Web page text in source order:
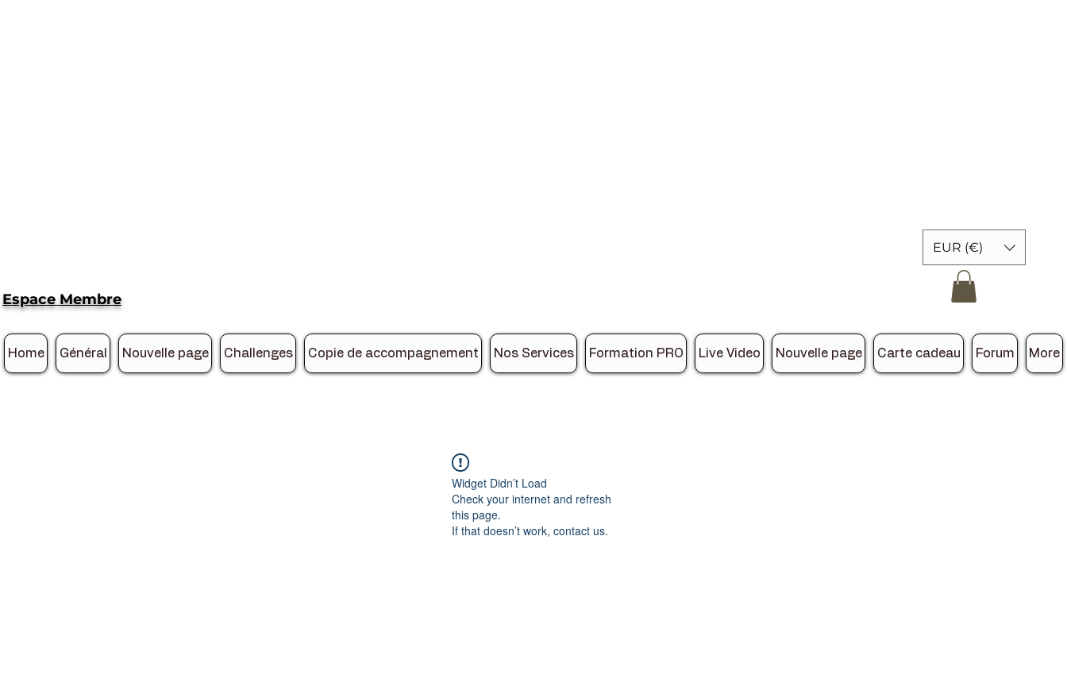
EUR (€)
Espace Membre
Home Général Nouvelle page Challenges Copie de accompagnement Nos Services Formation PRO Live Video Nouvelle page Carte cadeau Forum More
Widget Didn’t Load
Check your internet and refresh
this page.
If that doesn’t work, contact us.